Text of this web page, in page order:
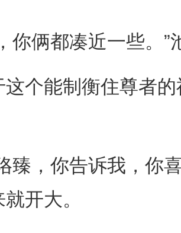
俩都凑近一些。”
能制衡住尊者的
，你告诉我，你喜
开大。